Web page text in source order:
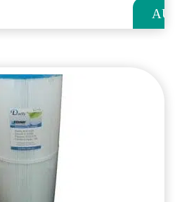
AU